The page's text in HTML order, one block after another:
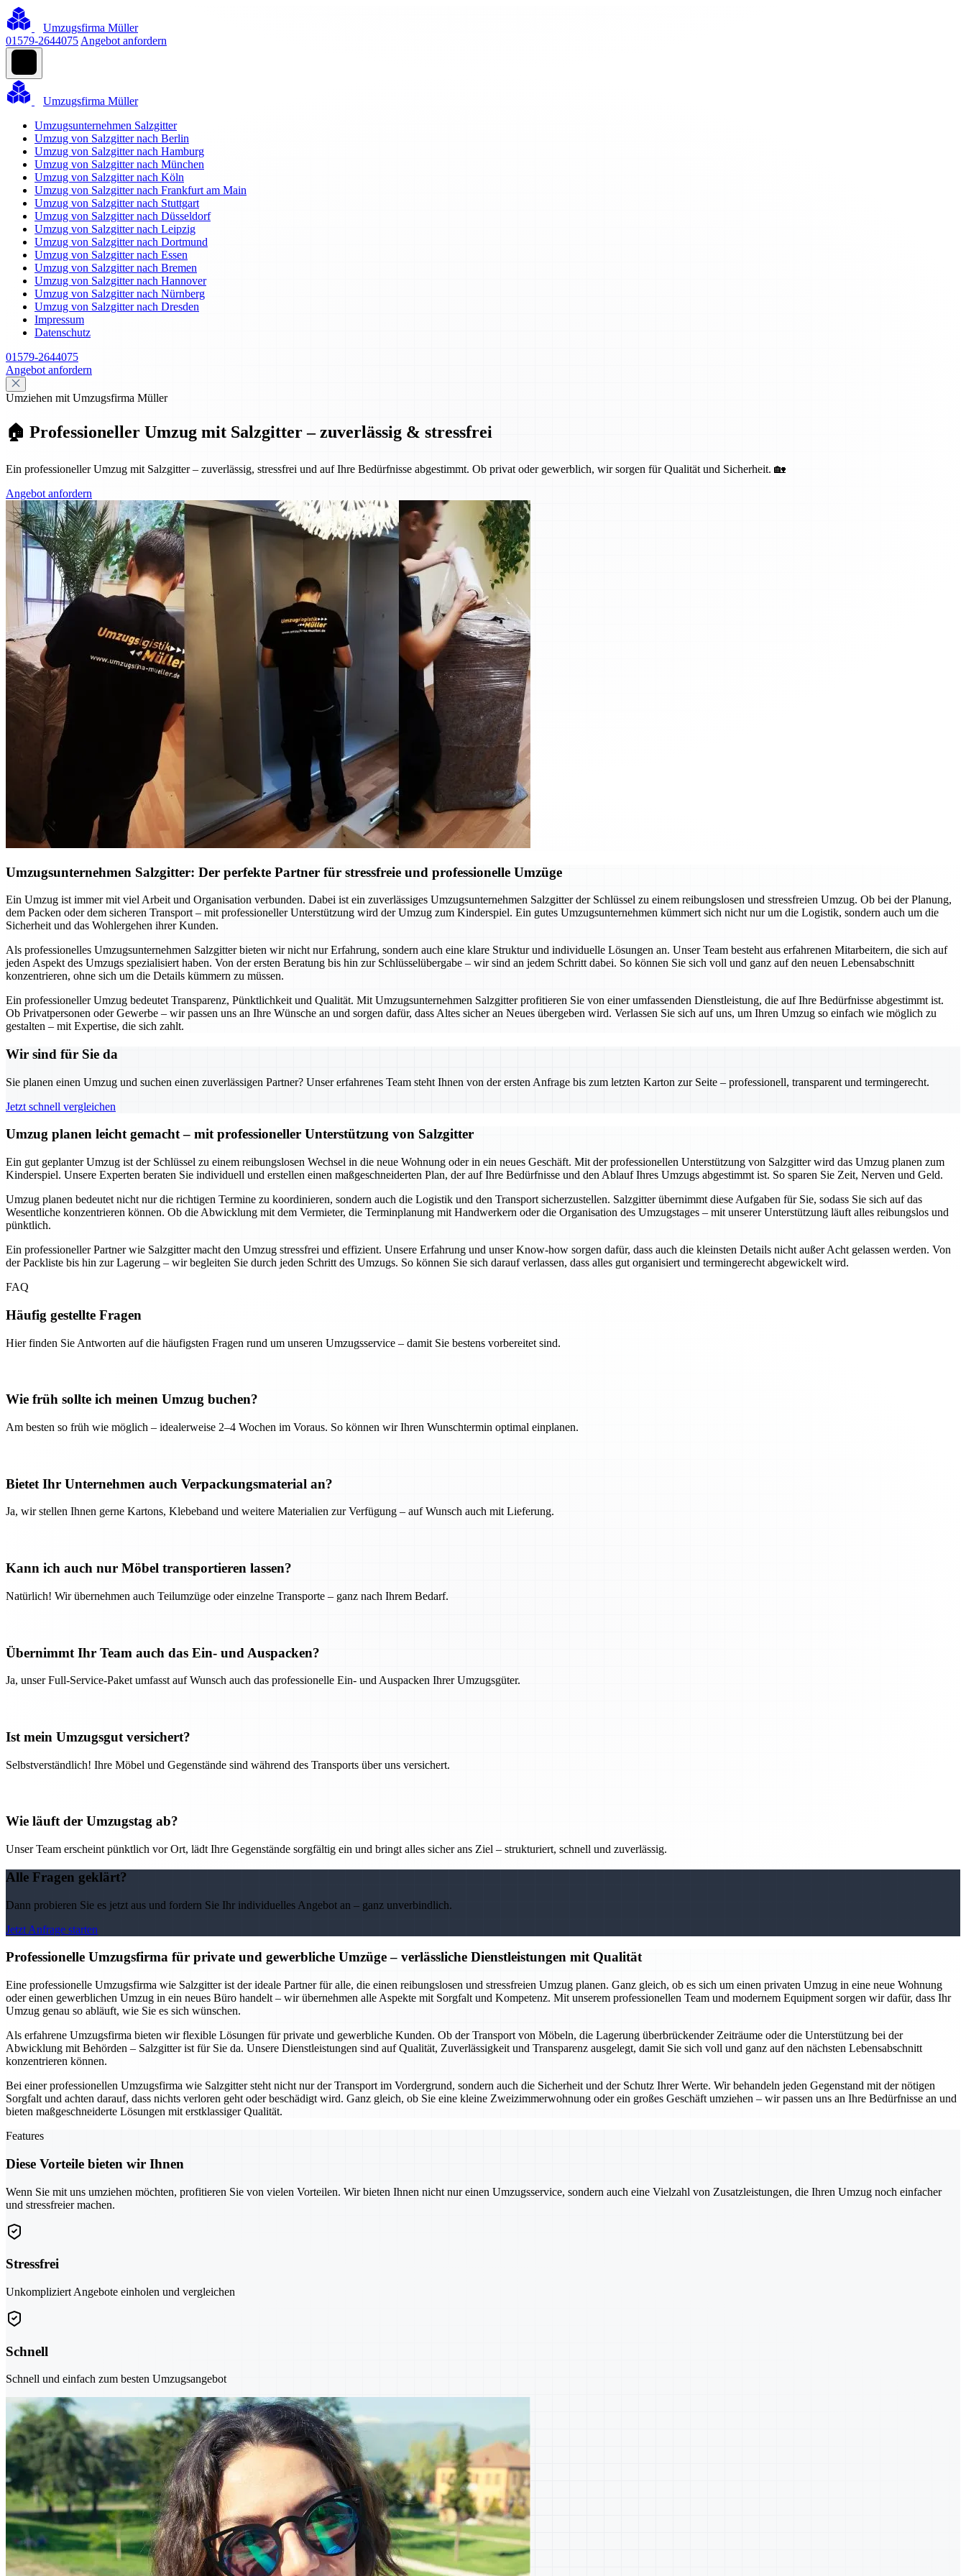
Umzugsfirma Müller
01579-2644075 Angebot anfordern
Umzugsfirma Müller
Umzugsunternehmen Salzgitter
Umzug von Salzgitter nach Berlin
Umzug von Salzgitter nach Hamburg
Umzug von Salzgitter nach München
Umzug von Salzgitter nach Köln
Umzug von Salzgitter nach Frankfurt am Main
Umzug von Salzgitter nach Stuttgart
Umzug von Salzgitter nach Düsseldorf
Umzug von Salzgitter nach Leipzig
Umzug von Salzgitter nach Dortmund
Umzug von Salzgitter nach Essen
Umzug von Salzgitter nach Bremen
Umzug von Salzgitter nach Hannover
Umzug von Salzgitter nach Nürnberg
Umzug von Salzgitter nach Dresden
Impressum
Datenschutz
01579-2644075
Angebot anfordern
Umziehen mit Umzugsfirma Müller
🏠 Professioneller Umzug mit Salzgitter – zuverlässig & stressfrei
Ein professioneller Umzug mit Salzgitter – zuverlässig, stressfrei und auf Ihre Bedürfnisse abgestimmt. Ob privat oder gewerblich, wir sorgen für Qualität und Sicherheit. 🏡
Angebot anfordern
Umzugsunternehmen Salzgitter: Der perfekte Partner für stressfreie und professionelle Umzüge
Ein Umzug ist immer mit viel Arbeit und Organisation verbunden. Dabei ist ein zuverlässiges Umzugsunternehmen Salzgitter der Schlüssel zu einem reibungslosen und stressfreien Umzug. Ob bei der Planung,
dem Packen oder dem sicheren Transport – mit professioneller Unterstützung wird der Umzug zum Kinderspiel. Ein gutes Umzugsunternehmen kümmert sich nicht nur um die Logistik, sondern auch um die
Sicherheit und das Wohlergehen ihrer Kunden.
Als professionelles Umzugsunternehmen Salzgitter bieten wir nicht nur Erfahrung, sondern auch eine klare Struktur und individuelle Lösungen an. Unser Team besteht aus erfahrenen Mitarbeitern, die sich auf
jeden Aspekt des Umzugs spezialisiert haben. Von der ersten Beratung bis hin zur Schlüsselübergabe – wir sind an jedem Schritt dabei. So können Sie sich voll und ganz auf den neuen Lebensabschnitt
konzentrieren, ohne sich um die Details kümmern zu müssen.
Ein professioneller Umzug bedeutet Transparenz, Pünktlichkeit und Qualität. Mit Umzugsunternehmen Salzgitter profitieren Sie von einer umfassenden Dienstleistung, die auf Ihre Bedürfnisse abgestimmt ist.
Ob Privatpersonen oder Gewerbe – wir passen uns an Ihre Wünsche an und sorgen dafür, dass Altes sicher an Neues übergeben wird. Verlassen Sie sich auf uns, um Ihren Umzug so einfach wie möglich zu
gestalten – mit Expertise, die sich zahlt.
Wir sind für Sie da
Sie planen einen Umzug und suchen einen zuverlässigen Partner? Unser erfahrenes Team steht Ihnen von der ersten Anfrage bis zum letzten Karton zur Seite – professionell, transparent und termingerecht.
Jetzt schnell vergleichen
Umzug planen leicht gemacht – mit professioneller Unterstützung von Salzgitter
Ein gut geplanter Umzug ist der Schlüssel zu einem reibungslosen Wechsel in die neue Wohnung oder in ein neues Geschäft. Mit der professionellen Unterstützung von Salzgitter wird das Umzug planen zum
Kinderspiel. Unsere Experten beraten Sie individuell und erstellen einen maßgeschneiderten Plan, der auf Ihre Bedürfnisse und den Ablauf Ihres Umzugs abgestimmt ist. So sparen Sie Zeit, Nerven und Geld.
Umzug planen bedeutet nicht nur die richtigen Termine zu koordinieren, sondern auch die Logistik und den Transport sicherzustellen. Salzgitter übernimmt diese Aufgaben für Sie, sodass Sie sich auf das
Wesentliche konzentrieren können. Ob die Abwicklung mit dem Vermieter, die Terminplanung mit Handwerkern oder die Organisation des Umzugstages – mit unserer Unterstützung läuft alles reibungslos und
pünktlich.
Ein professioneller Partner wie Salzgitter macht den Umzug stressfrei und effizient. Unsere Erfahrung und unser Know-how sorgen dafür, dass auch die kleinsten Details nicht außer Acht gelassen werden. Von
der Packliste bis hin zur Lagerung – wir begleiten Sie durch jeden Schritt des Umzugs. So können Sie sich darauf verlassen, dass alles gut organisiert und termingerecht abgewickelt wird.
FAQ
Häufig gestellte Fragen
Hier finden Sie Antworten auf die häufigsten Fragen rund um unseren Umzugsservice – damit Sie bestens vorbereitet sind.
Wie früh sollte ich meinen Umzug buchen?
Am besten so früh wie möglich – idealerweise 2–4 Wochen im Voraus. So können wir Ihren Wunschtermin optimal einplanen.
Bietet Ihr Unternehmen auch Verpackungsmaterial an?
Ja, wir stellen Ihnen gerne Kartons, Klebeband und weitere Materialien zur Verfügung – auf Wunsch auch mit Lieferung.
Kann ich auch nur Möbel transportieren lassen?
Natürlich! Wir übernehmen auch Teilumzüge oder einzelne Transporte – ganz nach Ihrem Bedarf.
Übernimmt Ihr Team auch das Ein- und Auspacken?
Ja, unser Full-Service-Paket umfasst auf Wunsch auch das professionelle Ein- und Auspacken Ihrer Umzugsgüter.
Ist mein Umzugsgut versichert?
Selbstverständlich! Ihre Möbel und Gegenstände sind während des Transports über uns versichert.
Wie läuft der Umzugstag ab?
Unser Team erscheint pünktlich vor Ort, lädt Ihre Gegenstände sorgfältig ein und bringt alles sicher ans Ziel – strukturiert, schnell und zuverlässig.
Alle Fragen geklärt?
Dann probieren Sie es jetzt aus und fordern Sie Ihr individuelles Angebot an – ganz unverbindlich.
Jetzt Anfrage starten
Professionelle Umzugsfirma für private und gewerbliche Umzüge – verlässliche Dienstleistungen mit Qualität
Eine professionelle Umzugsfirma wie Salzgitter ist der ideale Partner für alle, die einen reibungslosen und stressfreien Umzug planen. Ganz gleich, ob es sich um einen privaten Umzug in eine neue Wohnung
oder einen gewerblichen Umzug in ein neues Büro handelt – wir übernehmen alle Aspekte mit Sorgfalt und Kompetenz. Mit unserem professionellen Team und modernem Equipment sorgen wir dafür, dass Ihr
Umzug genau so abläuft, wie Sie es sich wünschen.
Als erfahrene Umzugsfirma bieten wir flexible Lösungen für private und gewerbliche Kunden. Ob der Transport von Möbeln, die Lagerung überbrückender Zeiträume oder die Unterstützung bei der
Abwicklung mit Behörden – Salzgitter ist für Sie da. Unsere Dienstleistungen sind auf Qualität, Zuverlässigkeit und Transparenz ausgelegt, damit Sie sich voll und ganz auf den nächsten Lebensabschnitt
konzentrieren können.
Bei einer professionellen Umzugsfirma wie Salzgitter steht nicht nur der Transport im Vordergrund, sondern auch die Sicherheit und der Schutz Ihrer Werte. Wir behandeln jeden Gegenstand mit der nötigen
Sorgfalt und achten darauf, dass nichts verloren geht oder beschädigt wird. Ganz gleich, ob Sie eine kleine Zweizimmerwohnung oder ein großes Geschäft umziehen – wir passen uns an Ihre Bedürfnisse an und
bieten maßgeschneiderte Lösungen mit erstklassiger Qualität.
Features
Diese Vorteile bieten wir Ihnen
Wenn Sie mit uns umziehen möchten, profitieren Sie von vielen Vorteilen. Wir bieten Ihnen nicht nur einen Umzugsservice, sondern auch eine Vielzahl von Zusatzleistungen, die Ihren Umzug noch einfacher
und stressfreier machen.
Stressfrei
Unkompliziert Angebote einholen und vergleichen
Schnell
Schnell und einfach zum besten Umzugsangebot